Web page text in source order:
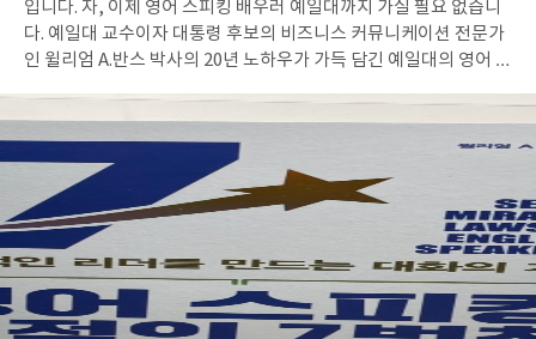
함께 병행하여 볼 수 있어서 효과는 백점 만점에 천만점일듯! 각 파
트별 마무리에는 빨모쌤의 꿀팁 코멘트도 있다! *** 백문불여일견,
영어 스피킹 실력을 올리고 싶다면 빨모쌤과 함께 스피킹의 세계로
몰톡 정도는 가볍게 나눌 수 있으며 모르는 외국인이 갑자기 말을 걸
어도 대화를 즐길 수 있는 자신감이 생겼으므로 영어 공부를 시작하
려는 자에게 나의 경험을 바탕으로 자신있게 추천한다. 그리고 혹시
주위에 영어 공부를 시작하려는 친구가 있다면, 빨모쌤의 빨간책을
선물하면 센스 최고일것 같다. 쌤을 만난 건 행운이에요…! <3
입니다. 자, 이제 영어 스피킹 배우러 예일대까지 가실 필요 없습니
다. 예일대 교수이자 대통령 후보의 비즈니스 커뮤니케이션 전문가
인 윌리엄 A.반스 박사의 20년 노하우가 가득 담긴 예일대의 영어 스
생이 선정한 ‘최고의 강의’, ‘가장 유용한 수업’이라는 찬사를 받았을
뿐만 아니라, 예일 졸업생들이 뽑은 ‘예일 최고의 강의’에 선정되기
도 한 동시대 최고의 비즈니스 커뮤니케이션 전문가라고 칭송을 받
는 걸까? 윌리엄 A.반스언어학자 및 비즈니스 커뮤니케이션 전문가
예일대 교수로 30년 동안 350개 이상의 영어 커뮤니케이션 강의예
일대 경영대학원 전문 커뮤니케이션 센터의 창립 이사80여 개국의
정부 기관과 다국적 기업, NGO의 직원 교육고등학생부터 대통령
후보까지 팬들과 지속적 소통비즈니스 커뮤니케이션 관련 6권의 저